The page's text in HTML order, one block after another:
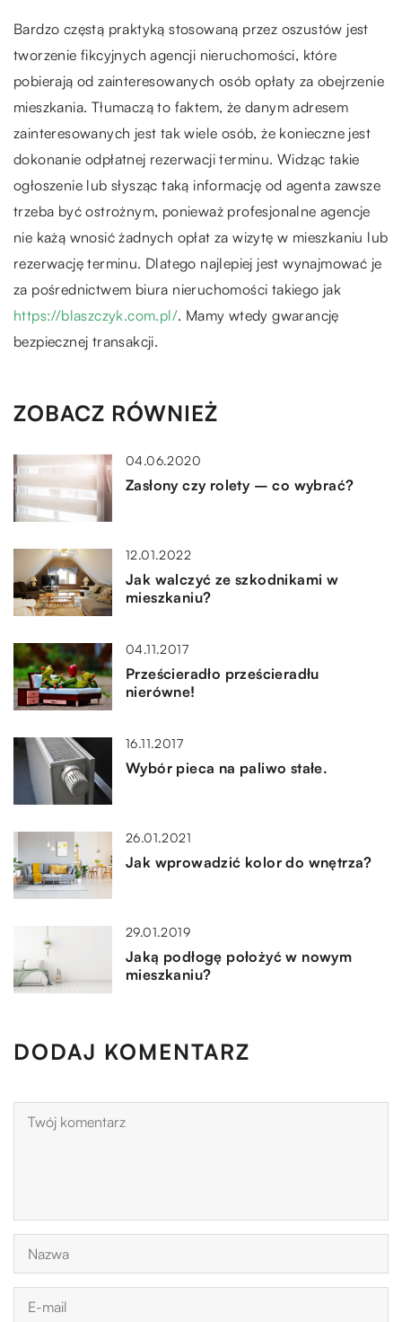
Bardzo częstą praktyką stosowaną przez oszustów jest
tworzenie fikcyjnych agencji nieruchomości, które
pobierają od zainteresowanych osób opłaty za obejrzenie
mieszkania. Tłumaczą to faktem, że danym adresem
zainteresowanych jest tak wiele osób, że konieczne jest
dokonanie odpłatnej rezerwacji terminu. Widząc takie
ogłoszenie lub słysząc taką informację od agenta zawsze
trzeba być ostrożnym, ponieważ profesjonalne agencje
nie każą wnosić żadnych opłat za wizytę w mieszkaniu lub
rezerwację terminu. Dlatego najlepiej jest wynajmować je
za pośrednictwem biura nieruchomości takiego jak
https://blaszczyk.com.pl/. Mamy wtedy gwarancję
bezpiecznej transakcji.
ZOBACZ RÓWNIEŻ
04.06.2020
Zasłony czy rolety – co wybrać?
12.01.2022
Jak walczyć ze szkodnikami w
mieszkaniu?
04.11.2017
Prześcieradło prześcieradłu
nierówne!
16.11.2017
Wybór pieca na paliwo stałe.
26.01.2021
Jak wprowadzić kolor do wnętrza?
29.01.2019
Jaką podłogę położyć w nowym
mieszkaniu?
DODAJ KOMENTARZ